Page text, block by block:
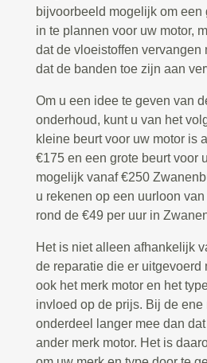
bijvoorbeeld mogelijk om een
in te plannen voor uw motor,
dat de vloeistoffen vervangen
dat de banden toe zijn aan
Om u een idee te geven van
onderhoud, kunt u van het
kleine beurt voor uw motor is
€175 en een grote beurt voor
mogelijk vanaf €250
u rekenen op een uurloon
rond de €49 per uur in
Het is niet alleen afhankelijk
de reparatie die er uitgevoerd
ook het merk motor en het
invloed op de prijs. Bij de ene
onderdeel langer mee dan
ander merk motor. Het is